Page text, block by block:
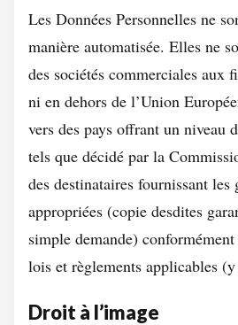
Les Données Personnelles ne
manière automatisée. Elles ne
des sociétés commerciales aux
ni en dehors de l’Union
vers des pays offrant un niveau
tels que décidé par la
des destinataires fournissant les
appropriées (copie desdites
simple demande)
lois et règlements applicables
Droit à l’image